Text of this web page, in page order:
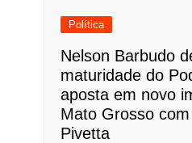
Política
Nelson Barbudo
maturidade do
aposta em novo
Mato Grosso
Pivetta